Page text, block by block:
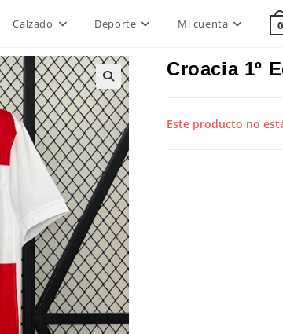
Calzado Deporte Mi cuenta 0
Croacia 1º
Este producto no